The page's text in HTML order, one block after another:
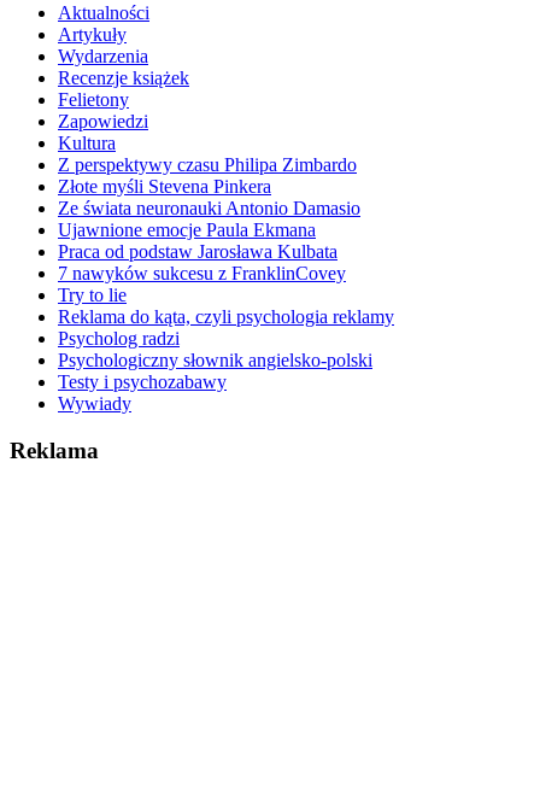
Aktualności
Artykuły
Wydarzenia
Recenzje książek
Felietony
Zapowiedzi
Kultura
Z perspektywy czasu Philipa Zimbardo
Złote myśli Stevena Pinkera
Ze świata neuronauki Antonio Damasio
Ujawnione emocje Paula Ekmana
Praca od podstaw Jarosława Kulbata
7 nawyków sukcesu z FranklinCovey
Try to lie
Reklama do kąta, czyli psychologia reklamy
Psycholog radzi
Psychologiczny słownik angielsko-polski
Testy i psychozabawy
Wywiady
Reklama